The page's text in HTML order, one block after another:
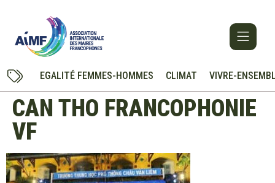
EGALITÉ FEMMES-HOMMES CLIMAT VIVRE-
CAN THO FRANCOPHONIE
VF